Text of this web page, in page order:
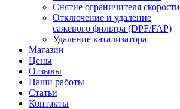
Снятие ограничителя скорости
Отключение и удаление
сажевого фильтра (DPF/FAP)
Удаление катализатора
Магазин
Цены
Отзывы
Наши работы
Статьи
Контакты